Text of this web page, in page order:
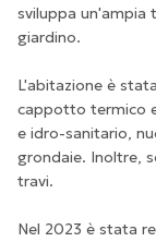
sviluppa un'ampia
giardino.
L'abitazione è
cappotto termico
e idro-sanitario,
grondaie. Inoltre,
travi.
Nel 2023 è stata